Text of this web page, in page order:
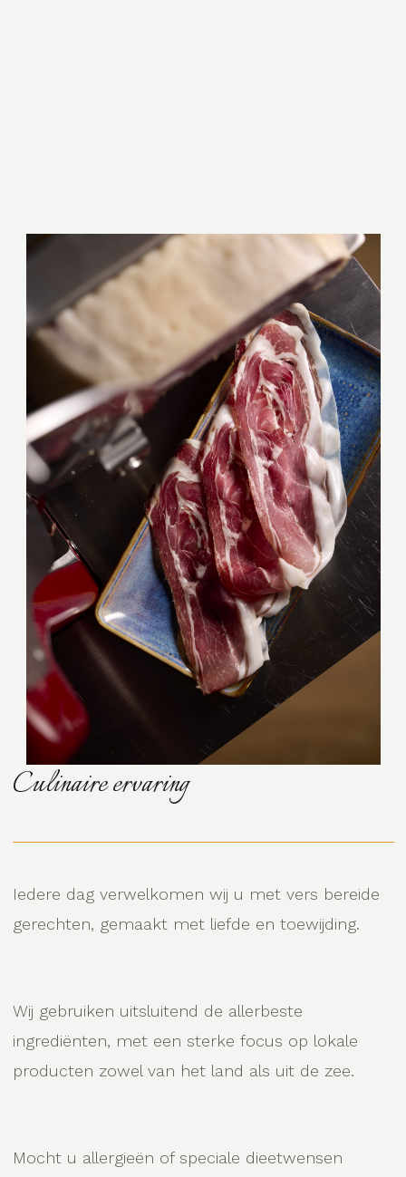
Groepen
Impressie
Cadeaubon
Contact & FAQ
Culinaire ervaring
Iedere dag verwelkomen wij u met vers bereide
gerechten, gemaakt met liefde en toewijding.
Wij gebruiken uitsluitend de allerbeste
ingrediënten, met een sterke focus op lokale
producten zowel van het land als uit de zee.
Mocht u allergieën of speciale dieetwensen